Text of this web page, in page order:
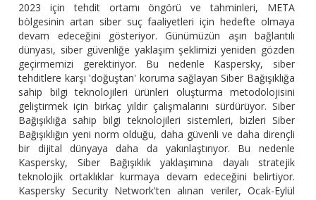
2023 için tehdit ortamı öngörü ve tahminleri, META
bölgesinin artan siber suç faaliyetleri için hedefte olmaya
devam edeceğini gösteriyor. Günümüzün aşırı bağlantılı
dünyası, siber güvenliğe yaklaşım şeklimizi yeniden gözden
geçirmemizi gerektiriyor. Bu nedenle Kaspersky, siber
tehditlere karşı 'doğuştan' koruma sağlayan Siber Bağışıklığa
sahip bilgi teknolojileri ürünleri oluşturma metodolojisini
geliştirmek için birkaç yıldır çalışmalarını sürdürüyor. Siber
Bağışıklığa sahip bilgi teknolojileri sistemleri, bizleri Siber
Bağışıklığın yeni norm olduğu, daha güvenli ve daha dirençli
bir dijital dünyaya daha da yakınlaştırıyor. Bu nedenle
Kaspersky, Siber Bağışıklık yaklaşımına dayalı stratejik
teknolojik ortaklıklar kurmaya devam edeceğini belirtiyor.
Kaspersky Security Network'ten alınan veriler, Ocak-Eylül